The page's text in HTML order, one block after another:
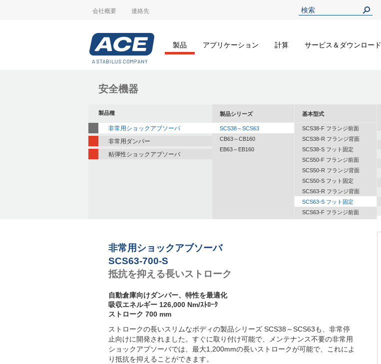
会社概要 連絡先
製品 アプリケーション 計算 サービス＆ダウンロード
安全機器
製品種
非常用ショックアブソーバ
非常用ダンパー
粘弾性ショックアブソーバ
製品シリーズ
SCS38～SCS63
CB63～CB160
EB63～EB160
基本型式
SCS38-F フランジ前面
SCS38-R フランジ背面
SCS38-S フット固定
SCS50-F フランジ前面
SCS50-R フランジ背面
SCS50-S フット固定
SCS63-R フランジ背面
SCS63-S フット固定
SCS63-F フランジ前面
非常用ショックアブソーバ
SCS63-700-S
抵抗を抑える長いストローク
自動倉庫向けダンパー、特性を最適化
吸収エネルギー 126,000 Nm/ｽﾄﾛｰｸ
ストローク 700 mm
ストロークの長いスリムなボディの製品シリーズ SCS38～SCS63も、非常停
止向けに開発されました。すぐに取り付け可能で、メンテナンス不要の非常用
ショックアブソーバでは、最大1,200mmの長いストロークが可能で、これによ
り抵抗を抑えることができます。